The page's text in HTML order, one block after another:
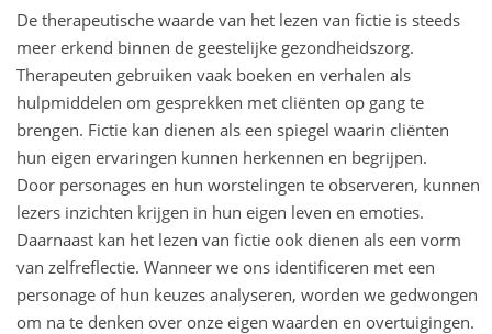
De therapeutische waarde van het lezen van fictie is steeds
meer erkend binnen de geestelijke gezondheidszorg.
Therapeuten gebruiken vaak boeken en verhalen als
hulpmiddelen om gesprekken met cliënten op gang te
brengen. Fictie kan dienen als een spiegel waarin cliënten
hun eigen ervaringen kunnen herkennen en begrijpen.
Door personages en hun worstelingen te observeren, kunnen
lezers inzichten krijgen in hun eigen leven en emoties.
Daarnaast kan het lezen van fictie ook dienen als een vorm
van zelfreflectie. Wanneer we ons identificeren met een
personage of hun keuzes analyseren, worden we gedwongen
om na te denken over onze eigen waarden en overtuigingen.